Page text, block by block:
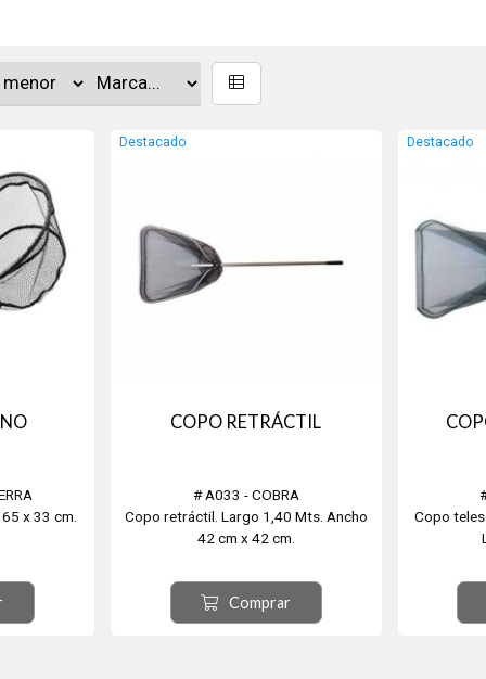
x 33 cm.
Destacado
COPO RETRÁCTIL
# A033 - COBRA
Copo retráctil. Largo 1,40 Mts. Ancho
42 cm x 42 cm.
Comprar
Destacado
Copo